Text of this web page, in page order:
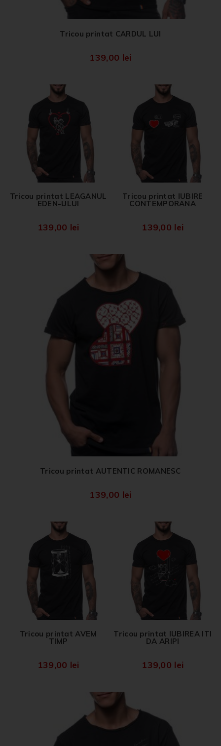
Tricou printat CARDUL LUI
139,00 lei
Tricou printat LEAGANUL
EDEN-ULUI
139,00 lei
Tricou printat IUBIRE
CONTEMPORANA
139,00 lei
Tricou printat AUTENTIC ROMANESC
139,00 lei
Tricou printat AVEM
TIMP
139,00 lei
Tricou printat IUBIREA ITI
DA ARIPI
139,00 lei